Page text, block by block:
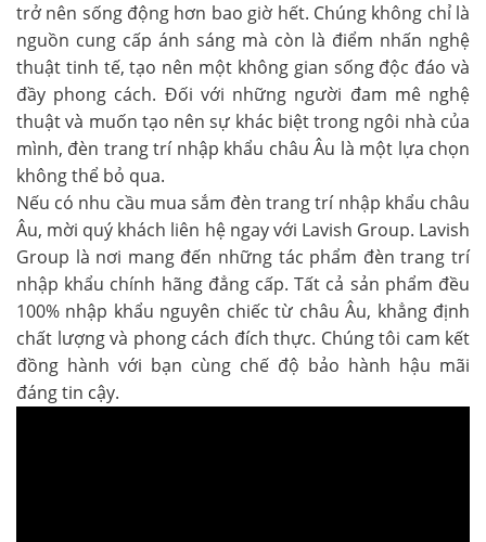
trở nên sống động hơn bao giờ hết. Chúng không chỉ là
nguồn cung cấp ánh sáng mà còn là điểm nhấn nghệ
thuật tinh tế, tạo nên một không gian sống độc đáo và
đầy phong cách. Đối với những người đam mê nghệ
thuật và muốn tạo nên sự khác biệt trong ngôi nhà của
mình, đèn trang trí nhập khẩu châu Âu là một lựa chọn
không thể bỏ qua.
Nếu có nhu cầu mua sắm đèn trang trí nhập khẩu châu
Âu, mời quý khách liên hệ ngay với Lavish Group. Lavish
Group là nơi mang đến những tác phẩm đèn trang trí
nhập khẩu chính hãng đẳng cấp. Tất cả sản phẩm đều
100% nhập khẩu nguyên chiếc từ châu Âu, khẳng định
chất lượng và phong cách đích thực. Chúng tôi cam kết
đồng hành với bạn cùng chế độ bảo hành hậu mãi
đáng tin cậy.